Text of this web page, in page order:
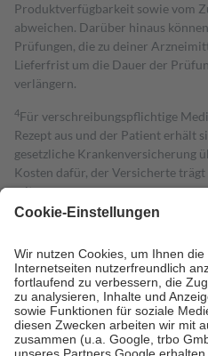
Produktverfügbarkeit sowie vom
abweichen. Darüber hinaus
Prüfungen, die zu deiner
Lieferfrist um die Dauer der
verlängern.
4Für verschreibungspflichtige
Rezept aus und der Patient erhält
gesetzliche Krankenversicherung
Kosten dafür, der Versicherte
mit.
Grundsätzlich leisten Mitglieder
höchstens zehn Euro.
Es sind
Kosten der Leistung zu entrichten.
Diese Regeln gelten grundsätzlich
Bei Heilmitteln und häuslicher
Zuzahlung zehn Prozent der
Verordnung.